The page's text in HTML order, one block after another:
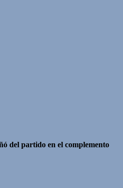
del partido en el complemento